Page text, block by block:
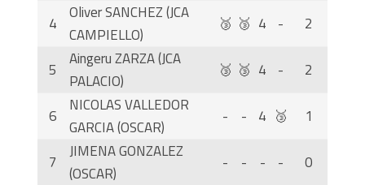
4
Oliver SANCHEZ (JCA
CAMPIELLO)
🥉 🥉 4 - 2
5
Aingeru ZARZA (JCA
PALACIO)
🥉 🥉 4 - 2
6
NICOLAS VALLEDOR
GARCIA (OSCAR)
- - 4 🥉 1
7
JIMENA GONZALEZ
(OSCAR)
- - - - 0